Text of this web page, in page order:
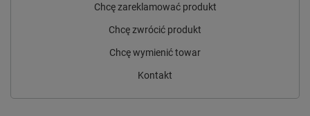
Chcę zareklamować produkt
Chcę zwrócić produkt
Chcę wymienić towar
Kontakt